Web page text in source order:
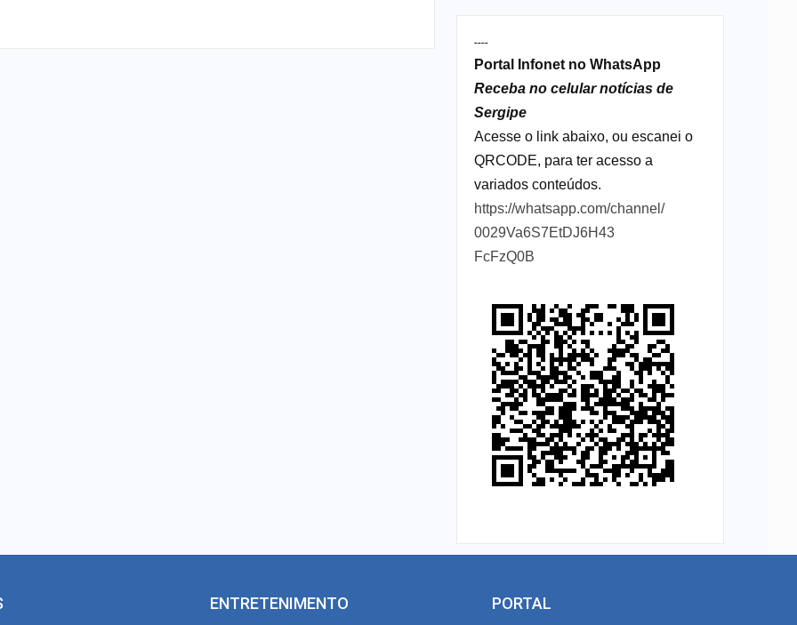
----
Portal Infonet no WhatsApp
Receba no celular notícias de
Sergipe
Acesse o link abaixo, ou escanei o
QRCODE, para ter acesso a
variados conteúdos.
https://whatsapp.com/channel/
0029Va6S7EtDJ6H43
FcFzQ0B
ENTRETENIMENTO PORTAL